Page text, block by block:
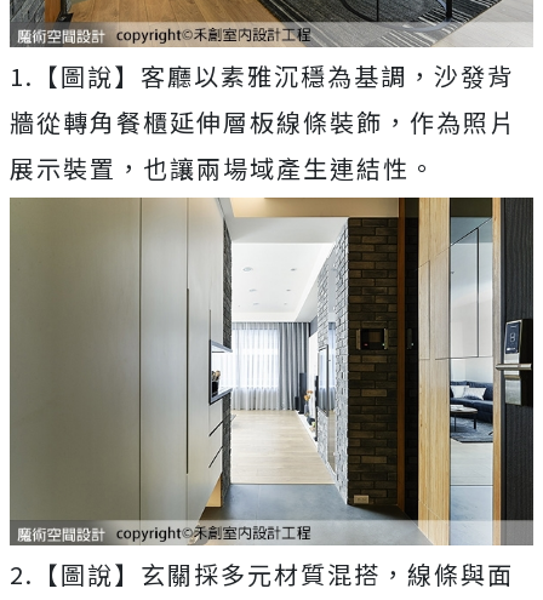
1.【圖說】客廳以素雅沉穩為基調，沙發背
牆從轉角餐櫃延伸層板線條裝飾，作為照片
展示裝置，也讓兩場域產生連結性。
2.【圖說】玄關採多元材質混搭，線條與面